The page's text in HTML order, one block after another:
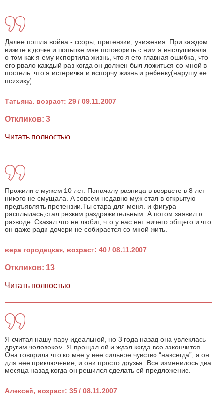
Далее пошла война - ссоры, притензии, унижения. При каждом
визите к дочке и попытке мне поговорить с ним я выслушивала
о том как я ему испортила жизнь, что я его главная ошибка, что
его рвало каждый раз когда он должен был ложиться со мной в
постель, что я истеричка и испорчу жизнь и ребенку(нарушу ее
психику)...
Татьяна, возраст: 29 / 09.11.2007
Откликов: 3
Читать полностью
Прожили с мужем 10 лет. Поначалу разница в возрасте в 8 лет
никого не смущала. А совсем недавно муж стал в открытую
предъявлять претензии.Ты стара для меня, и фигура
расплылась,стал резким раздражительным. А потом заявил о
разводе. Сказал что не любит, что у нас нет ничего общего и что
он даже ради дочери не собирается со мной жить.
вера городецкая, возраст: 40 / 08.11.2007
Откликов: 13
Читать полностью
Я считал нашу пару идеальной, но 3 года назад она увлеклась
другим человеком. Я прощал ей и ждал когда все закончится.
Она говорила что ко мне у нее сильное чувство “навсегда”, а он
для нее приключение, и они просто друзья. Все изменилось два
месяца назад когда он решился сделать ей предложение.
Алексей, возраст: 35 / 08.11.2007